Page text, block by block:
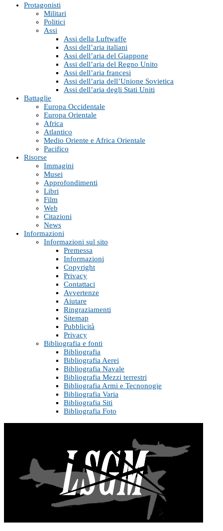
Protagonisti
Militari
Politici
Assi
Assi della Luftwaffe
Assi dell’aria italiani
Assi dell’aria del Giappone
Assi dell’aria del Regno Unito
Assi dell’aria francesi
Assi dell’aria dell’Unione Sovietica
Assi dell’aria degli Stati Uniti
Battaglie
Europa Occidentale
Europa Orientale
Africa
Atlantico
Medio Oriente e Africa Orientale
Pacifico
Risorse
Immagini
Musei
Approfondimenti
Libri
Film
Web
Citazioni
News
Informazioni
Informazioni sul sito
Premessa
Informazioni
Copyright
Privacy
Contattaci
Avvertenze
Aiutare
Ringraziamenti
Sitemap
Pubblicità
Privacy
Bibliografia e fonti
Bibliografia
Bibliografia Aerei
Bibliografia Navale
Bibliografia Mezzi terrestri
Bibliografia Armi e Tecnonogie
Bibliografia Varia
Bibliografia Siti
Bibliografia Foto